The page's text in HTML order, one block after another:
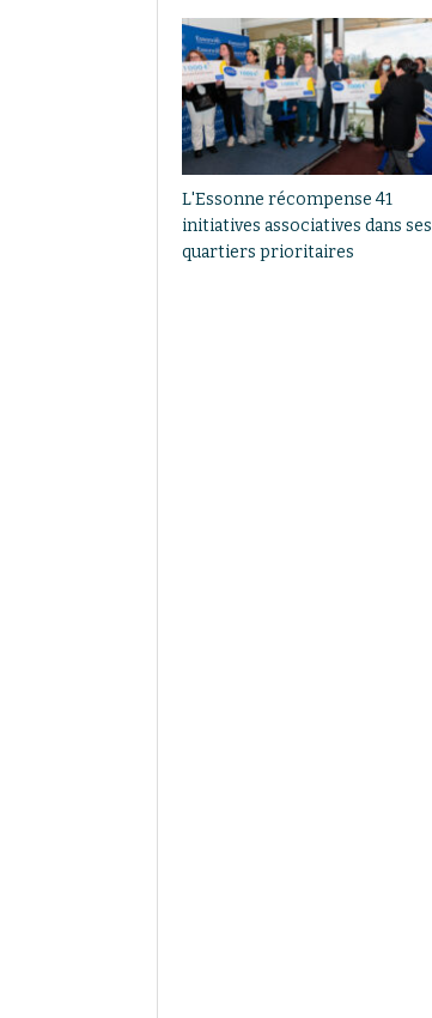
L'Essonne récompense 41
initiatives associatives dans ses
quartiers prioritaires